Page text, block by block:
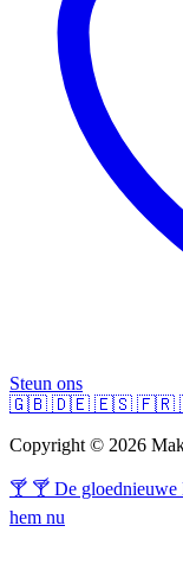
Steun ons
🇬🇧 🇩🇪 🇪🇸 🇫🇷
Copyright © 2026
🍸 🍸 De
hem nu